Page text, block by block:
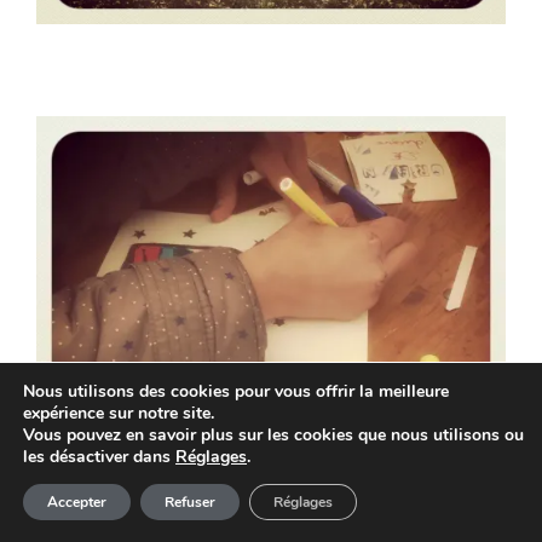
Article ajouté au panier
0 Produit - 0,00
Nous utilisons des cookies pour vous offrir la meilleure
expérience sur notre site.
Vous pouvez en savoir plus sur les cookies que nous utilisons ou
les désactiver dans Réglages.
Accepter Refuser Réglages